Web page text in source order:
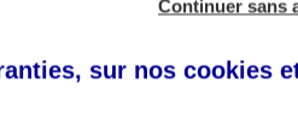
Continuer sans
sur nos cookies